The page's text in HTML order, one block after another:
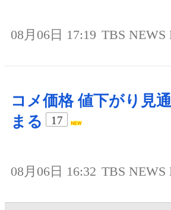
08月06日 17:19 TBS NEWS
コメ価格 値下がり見
まる
17
08月06日 16:32 TBS NEWS